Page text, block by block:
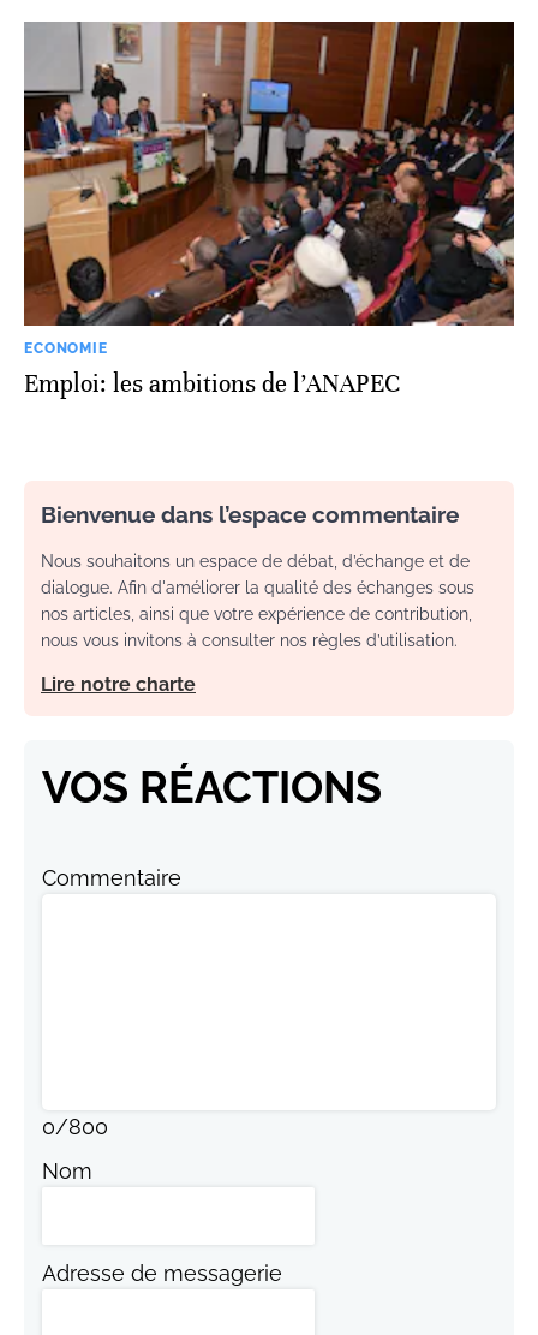
ECONOMIE
Emploi: les ambitions de l’ANAPEC
Bienvenue dans l’espace commentaire
Nous souhaitons un espace de débat, d’échange et de
dialogue. Afin d'améliorer la qualité des échanges sous
nos articles, ainsi que votre expérience de contribution,
nous vous invitons à consulter nos règles d’utilisation.
Lire notre charte
VOS RÉACTIONS
Commentaire
0/800
Nom
Adresse de messagerie